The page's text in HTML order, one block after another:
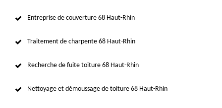
Entreprise de couverture 68 Haut-Rhin
Traitement de charpente 68 Haut-Rhin
Recherche de fuite toiture 68 Haut-Rhin
Nettoyage et démoussage de toiture 68 Haut-Rhin